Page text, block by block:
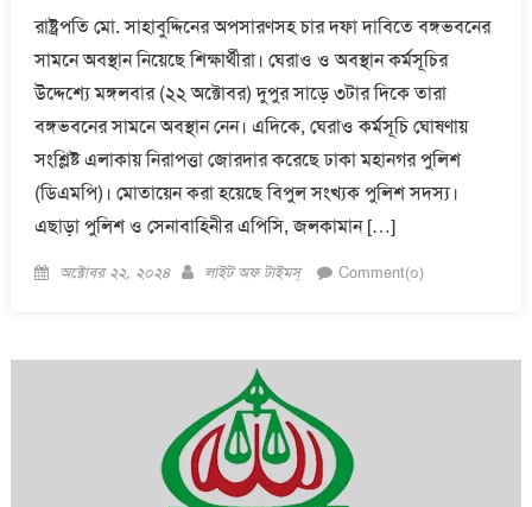
রাষ্ট্রপতি মো. সাহাবুদ্দিনের অপসারণসহ চার দফা দাবিতে বঙ্গভবনের
সামনে অবস্থান নিয়েছে শিক্ষার্থীরা। ঘেরাও ও অবস্থান কর্মসূচির
উদ্দেশ্যে মঙ্গলবার (২২ অক্টোবর) দুপুর সাড়ে ৩টার দিকে তারা
বঙ্গভবনের সামনে অবস্থান নেন। এদিকে, ঘেরাও কর্মসূচি ঘোষণায়
সংশ্লিষ্ট এলাকায় নিরাপত্তা জোরদার করেছে ঢাকা মহানগর পুলিশ
(ডিএমপি)। মোতায়েন করা হয়েছে বিপুল সংখ্যক পুলিশ সদস্য।
এছাড়া পুলিশ ও সেনাবাহিনীর এপিসি, জলকামান […]
Posted
অক্টোবর ২২, ২০২৪ Author
লাইট অফ টাইমস্ Comment(০)